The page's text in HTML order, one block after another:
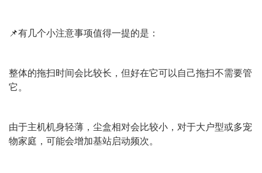
📌有几个小注意事项值得一提的是：
整体的拖扫时间会比较长，但好在它可以自己拖扫不需要管
它。
由于主机机身轻薄，尘盒相对会比较小，对于大户型或多宠
物家庭，可能会增加基站启动频次。